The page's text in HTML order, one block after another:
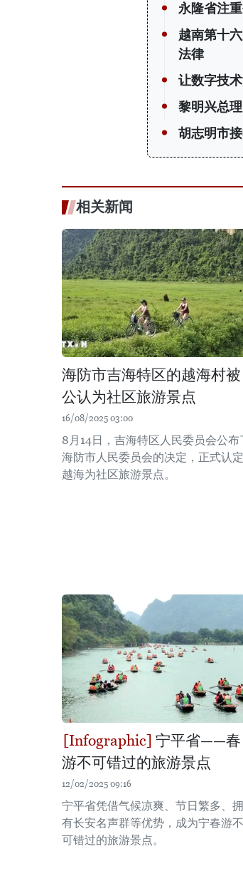
永隆省注
越南第十
法律
让数字技
黎明兴总
胡志明市
相关新闻
海防市吉海特区的越海村被
公认为社区旅游景点
16/08/2025 03:00
8月14日，吉海特区人民委员会公布
海防市人民委员会的决定，正式认定
越海为社区旅游景点。
宁平省——春
游不可错过的旅游景点
12/02/2025 09:16
宁平省凭借气候凉爽、节日繁多、拥
有长安名声群等优势，成为宁春游不
可错过的旅游景点。